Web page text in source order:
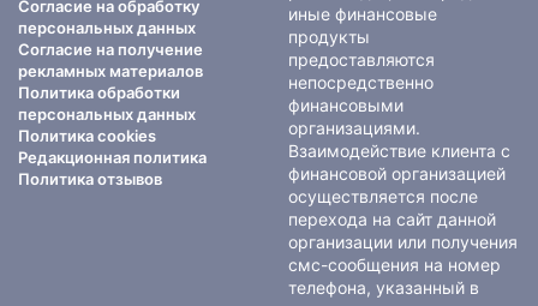
Согласие на обработку
персональных данных
Согласие на получение
рекламных материалов
Политика обработки
персональных данных
Политика cookies
Редакционная политика
Политика отзывов
иные финансовые
продукты
предоставляются
непосредственно
финансовыми
организациями.
Взаимодействие клиента с
финансовой организацией
осуществляется после
перехода на сайт данной
организации или получения
смс-сообщения на номер
телефона, указанный в